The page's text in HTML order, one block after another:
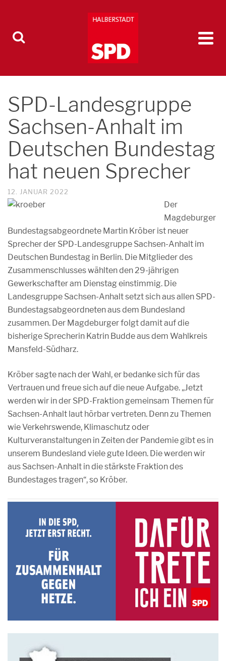
SPD-Landesgruppe
Sachsen-Anhalt im
Deutschen Bundestag
hat neuen Sprecher
12. JANUAR 2022
Der
Magdeburger
Bundestagsabgeordnete Martin Kröber ist neuer
Sprecher der SPD-Landesgruppe Sachsen-Anhalt im
Deutschen Bundestag in Berlin. Die Mitglieder des
Zusammenschlusses wählten den 29-jährigen
Gewerkschafter am Dienstag einstimmig. Die
Landesgruppe Sachsen-Anhalt setzt sich aus allen SPD-
Bundestagsabgeordneten aus dem Bundesland
zusammen. Der Magdeburger folgt damit auf die
bisherige Sprecherin Katrin Budde aus dem Wahlkreis
Mansfeld-Südharz.
Kröber sagte nach der Wahl, er bedanke sich für das
Vertrauen und freue sich auf die neue Aufgabe. „Jetzt
werden wir in der SPD-Fraktion gemeinsam Themen für
Sachsen-Anhalt laut hörbar vertreten. Denn zu Themen
wie Verkehrswende, Klimaschutz oder
Kulturveranstaltungen in Zeiten der Pandemie gibt es in
unserem Bundesland viele gute Ideen. Die werden wir
aus Sachsen-Anhalt in die stärkste Fraktion des
Bundestages tragen“, so Kröber.